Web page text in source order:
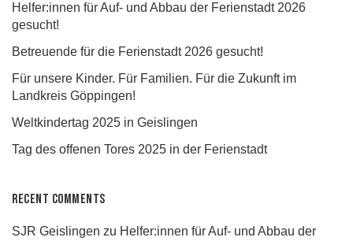
Helfer:innen für Auf- und Abbau der Ferienstadt 2026
gesucht!
Betreuende für die Ferienstadt 2026 gesucht!
Für unsere Kinder. Für Familien. Für die Zukunft im
Landkreis Göppingen!
Weltkindertag 2025 in Geislingen
Tag des offenen Tores 2025 in der Ferienstadt
Recent Comments
SJR Geislingen zu Helfer:innen für Auf- und Abbau der